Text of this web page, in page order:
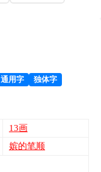
通用字 独体字
13画
嫔的笔顺